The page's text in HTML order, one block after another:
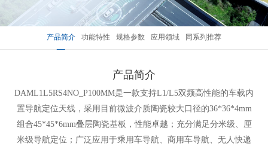
产品简介 功能特性 规格参数 应用领域 同系列推荐
产品简介
DAML1L5RS4NO_P100MM是一款支持L1/L5双频高性能的车载内
置导航定位天线，采用目前微波介质陶瓷较大口径的36*36*4mm
组合45*45*6mm叠层陶瓷基板，性能卓越；充分满足分米级、厘
米级导航定位；广泛应用于乘用车导航、商用车导航、无人快递